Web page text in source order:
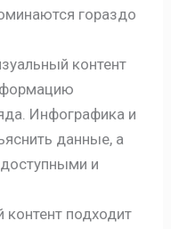
гораздо
контент
Инфографика и
данные, а
и
контент подходит